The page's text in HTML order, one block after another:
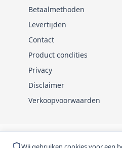
Betaalmethoden
Levertijden
Contact
Product condities
Privacy
Disclaimer
Verkoopvoorwaarden
© 1999-2026 Beat-it.nl.